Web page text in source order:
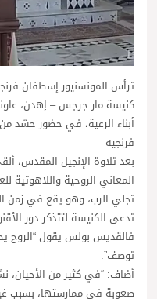
ترأس المونسنيور إسطفان
كنيسة مار جرجس – إهدن،
أبناء الرعية، في حضور حشد
فرنجيه
بعد تلاوة الإنجيل المقدس،
المعاني الروحية واللاهوتية
تجلي الرب، وهو يقع في زمن
تدعى الكنيسة لتتذكر دور
فالقديس بولس يقول “الروح
توصف”.
أضاف: “في كثير من الأحيان،
صعوبة في ممارستها، بسبب